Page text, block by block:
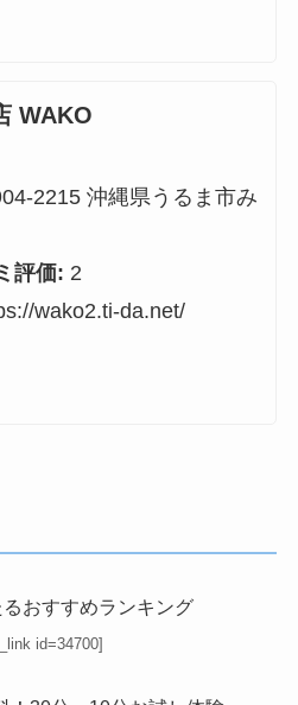
WAKO
2215 沖縄県うるま市み
評価: 2
wako2.ti-da.net/
id=34700]